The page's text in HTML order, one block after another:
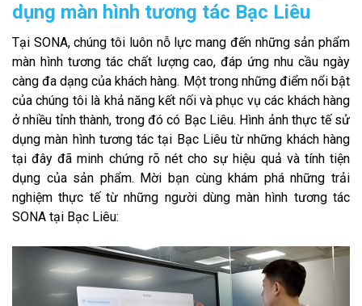
dụng màn hình tương tác Bạc Liêu
Tại SONA, chúng tôi luôn nỗ lực mang đến những sản phẩm
màn hình tương tác chất lượng cao, đáp ứng nhu cầu ngày
càng đa dạng của khách hàng. Một trong những điểm nổi bật
của chúng tôi là khả năng kết nối và phục vụ các khách hàng
ở nhiều tỉnh thành, trong đó có Bạc Liêu. Hình ảnh thực tế sử
dụng màn hình tương tác tại Bạc Liêu từ những khách hàng
tại đây đã minh chứng rõ nét cho sự hiệu quả và tính tiện
dụng của sản phẩm. Mời bạn cùng khám phá những trải
nghiệm thực tế từ những người dùng màn hình tương tác
SONA tại Bạc Liêu: